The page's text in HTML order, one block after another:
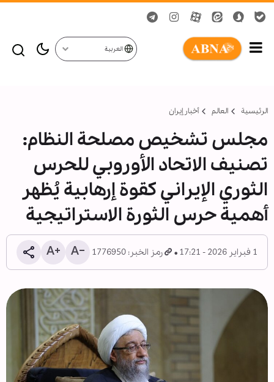
العربية
الرئيسية العالم أخبار إيران
مجلس تشخيص مصلحة النظام:
تصنيف الاتحاد الأوروبي للحرس
الثوري الإيراني كقوة إرهابية يُظهر
أهمية حرس الثورة الاستراتيجية
1 فبراير 2026 - 17:21 رمز الخبر: 1776950